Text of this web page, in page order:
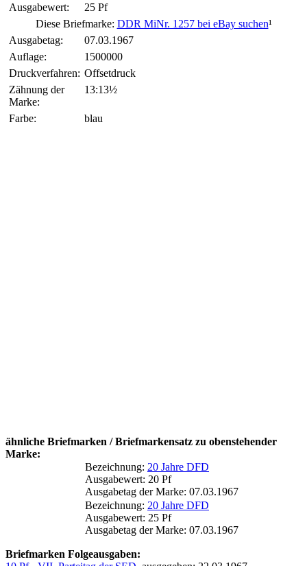
Ausgabewert:
25 Pf
Diese Briefmarke: DDR MiNr. 1257 bei eBay suchen¹
Ausgabetag:
07.03.1967
Auflage:
1500000
Druckverfahren: Offsetdruck
Zähnung der
Marke:
13:13½
Farbe: blau
ähnliche Briefmarken / Briefmarkensatz zu obenstehender
Marke:
Bezeichnung: 20 Jahre DFD
Ausgabewert: 20 Pf
Ausgabetag der Marke: 07.03.1967
Bezeichnung: 20 Jahre DFD
Ausgabewert: 25 Pf
Ausgabetag der Marke: 07.03.1967
Briefmarken Folgeausgaben: